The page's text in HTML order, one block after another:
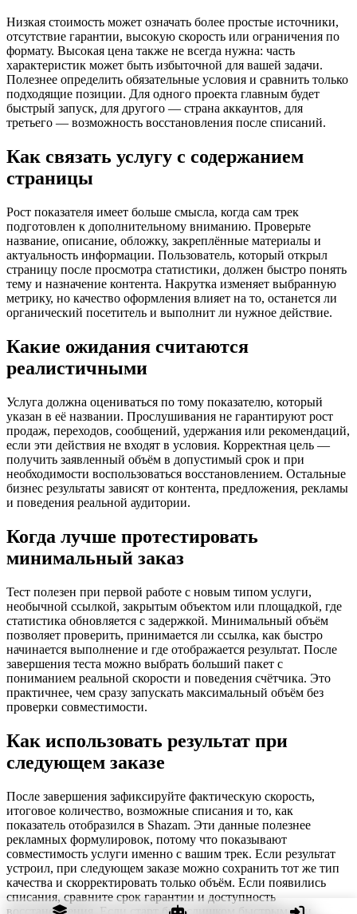
Низкая стоимость может означать более простые источники,
отсутствие гарантии, высокую скорость или ограничения по
формату. Высокая цена также не всегда нужна: часть
характеристик может быть избыточной для вашей задачи.
Полезнее определить обязательные условия и сравнить только
подходящие позиции. Для одного проекта главным будет
быстрый запуск, для другого — страна аккаунтов, для
третьего — возможность восстановления после списаний.
Как связать услугу с содержанием
страницы
Рост показателя имеет больше смысла, когда сам трек
подготовлен к дополнительному вниманию. Проверьте
название, описание, обложку, закреплённые материалы и
актуальность информации. Пользователь, который открыл
страницу после просмотра статистики, должен быстро понять
тему и назначение контента. Накрутка изменяет выбранную
метрику, но качество оформления влияет на то, останется ли
органический посетитель и выполнит ли нужное действие.
Какие ожидания считаются
реалистичными
Услуга должна оцениваться по тому показателю, который
указан в её названии. Прослушивания не гарантируют рост
продаж, переходов, сообщений, удержания или рекомендаций,
если эти действия не входят в условия. Корректная цель —
получить заявленный объём в допустимый срок и при
необходимости воспользоваться восстановлением. Остальные
бизнес результаты зависят от контента, предложения, рекламы
и поведения реальной аудитории.
Когда лучше протестировать
минимальный заказ
Тест полезен при первой работе с новым типом услуги,
необычной ссылкой, закрытым объектом или площадкой, где
статистика обновляется с задержкой. Минимальный объём
позволяет проверить, принимается ли ссылка, как быстро
начинается выполнение и где отображается результат. После
завершения теста можно выбрать больший пакет с
пониманием реальной скорости и поведения счётчика. Это
практичнее, чем сразу запускать максимальный объём без
проверки совместимости.
Как использовать результат при
следующем заказе
После завершения зафиксируйте фактическую скорость,
итоговое количество, возможные списания и то, как
показатель отобразился в Shazam. Эти данные полезнее
рекламных формулировок, потому что показывают
совместимость услуги именно с вашим трек. Если результат
устроил, при следующем заказе можно сохранить тот же тип
качества и скорректировать только объём. Если появились
списания, сравните срок гарантии и доступность
восстановления. Если старт был слишком быстрым или